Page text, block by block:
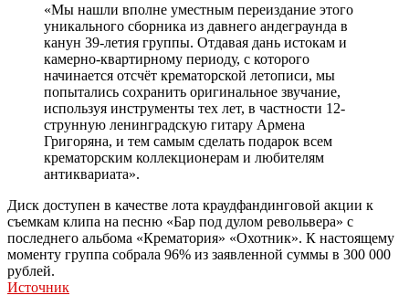
«Мы нашли вполне уместным переиздание этого
уникального сборника из давнего андеграунда в
канун 39-летия группы. Отдавая дань истокам и
камерно-квартирному периоду, с которого
начинается отсчёт крематорской летописи, мы
попытались сохранить оригинальное звучание,
используя инструменты тех лет, в частности 12-
струнную ленинградскую гитару Армена
Григоряна, и тем самым сделать подарок всем
крематорским коллекционерам и любителям
антиквариата».
Диск доступен в качестве лота краудфандинговой акции к
съемкам клипа на песню «Бар под дулом револьвера» с
последнего альбома «Крематория» «Охотник». К настоящему
моменту группа собрала 96% из заявленной суммы в 300 000
рублей.
Источник